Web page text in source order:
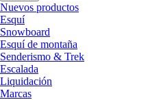
Nuevos productos
Esquí
Snowboard
Esquí de montaña
Senderismo & Trek
Escalada
Liquidación
Marcas